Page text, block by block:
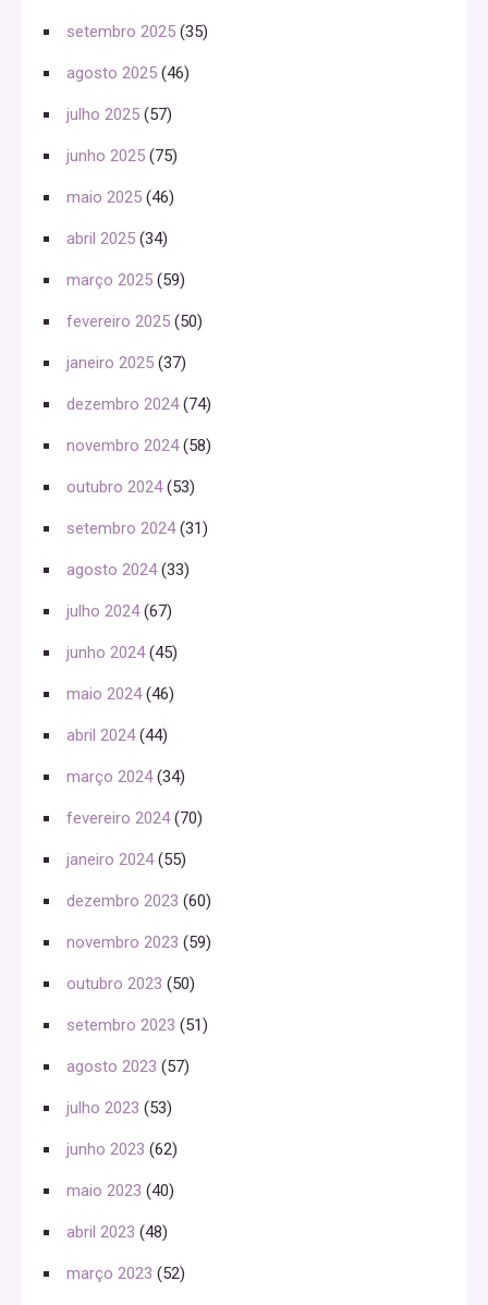
setembro 2025 (35)
agosto 2025 (46)
julho 2025 (57)
junho 2025 (75)
maio 2025 (46)
abril 2025 (34)
março 2025 (59)
fevereiro 2025 (50)
janeiro 2025 (37)
dezembro 2024(74)
novembro 2024(58)
outubro 2024(53)
setembro 2024(31)
agosto 2024(33)
julho 2024(67)
junho 2024(45)
maio 2024(46)
abril 2024(44)
março 2024(34)
fevereiro 2024(70)
janeiro 2024(55)
dezembro 2023 (60)
novembro 2023 (59)
outubro 2023 (50)
setembro 2023 (51)
agosto 2023 (57)
julho 2023 (53)
junho 2023 (62)
maio 2023 (40)
abril 2023 (48)
março 2023 (52)